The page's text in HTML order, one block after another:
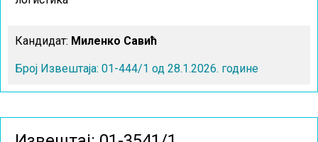
Кандидат: Миленко Савић
Број Извештаја: 01-444/1 од 28.1.2026. године